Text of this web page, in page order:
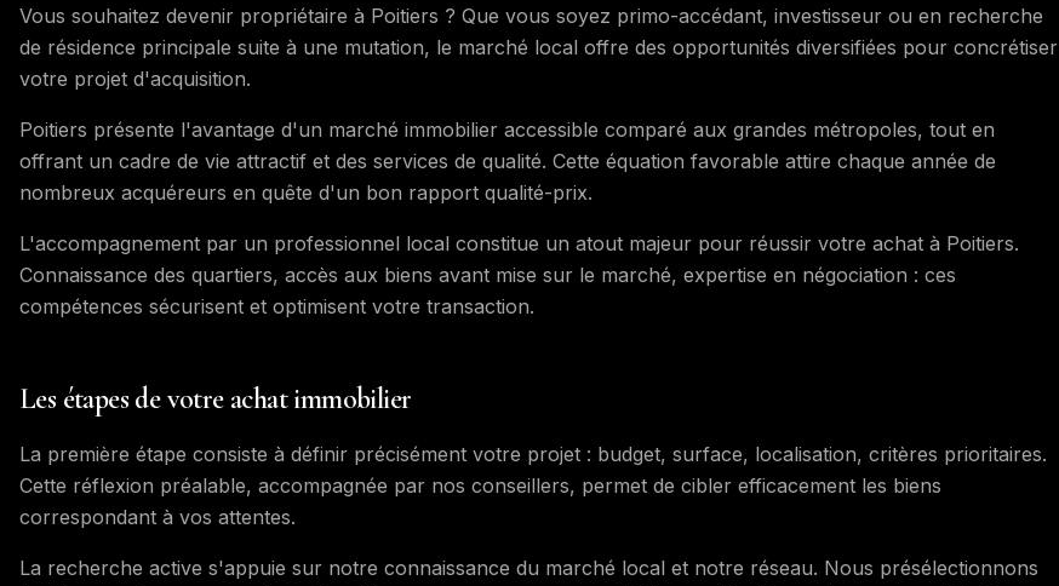
Vous souhaitez devenir propriétaire à Poitiers ? Que vous soyez primo-accédant, investisseur ou en recherche
de résidence principale suite à une mutation, le marché local offre des opportunités diversifiées pour concrétiser
votre projet d'acquisition.
Poitiers présente l'avantage d'un marché immobilier accessible comparé aux grandes métropoles, tout en
offrant un cadre de vie attractif et des services de qualité. Cette équation favorable attire chaque année de
nombreux acquéreurs en quête d'un bon rapport qualité-prix.
L'accompagnement par un professionnel local constitue un atout majeur pour réussir votre achat à Poitiers.
Connaissance des quartiers, accès aux biens avant mise sur le marché, expertise en négociation : ces
compétences sécurisent et optimisent votre transaction.
Les étapes de votre achat immobilier
La première étape consiste à définir précisément votre projet : budget, surface, localisation, critères prioritaires.
Cette réflexion préalable, accompagnée par nos conseillers, permet de cibler efficacement les biens
correspondant à vos attentes.
La recherche active s'appuie sur notre connaissance du marché local et notre réseau. Nous présélectionnons